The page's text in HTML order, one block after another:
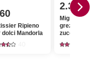
Ripieno
dolci Mandorla
2.30
Migros
grezzo da
zucchero